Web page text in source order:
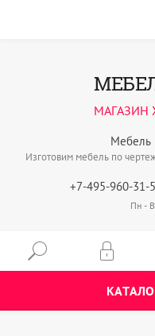
Мебель
Изготовим мебель по
МАГАЗИН
+7-495-960-31-
Пн -